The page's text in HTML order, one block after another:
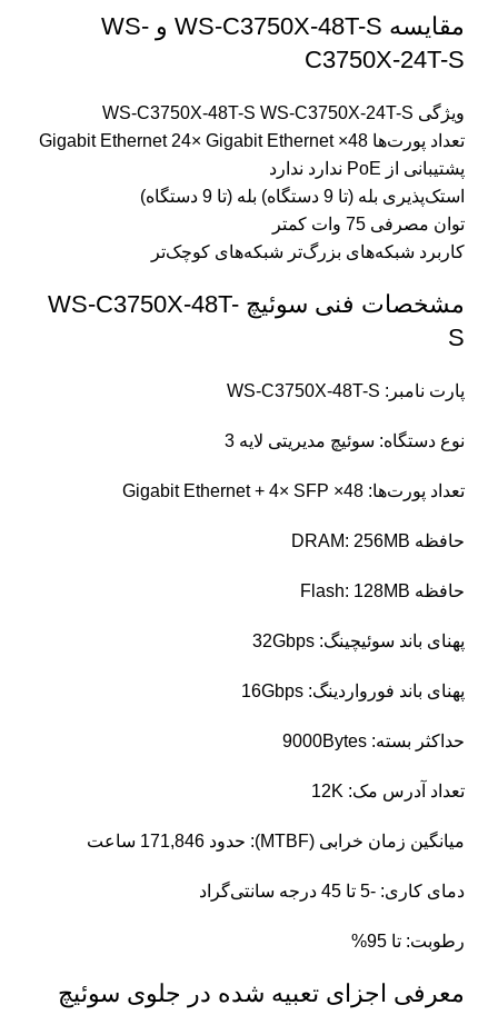
مقایسه WS-C3750X-48T-S و WS-
C3750X-24T-S
ویژگی WS-C3750X-48T-S WS-C3750X-24T-S
تعداد پورت‌ها 48× Gigabit Ethernet 24× Gigabit Ethernet
پشتیبانی از PoE ندارد ندارد
استک‌پذیری بله (تا 9 دستگاه) بله (تا 9 دستگاه)
توان مصرفی 75 وات کمتر
کاربرد شبکه‌های بزرگ‌تر شبکه‌های کوچک‌تر
مشخصات فنی سوئیچ WS-C3750X-48T-
S
پارت نامبر: WS-C3750X-48T-S
نوع دستگاه: سوئیچ مدیریتی لایه 3
تعداد پورت‌ها: 48× Gigabit Ethernet + 4× SFP
حافظه DRAM: 256MB
حافظه Flash: 128MB
پهنای باند سوئیچینگ: 32Gbps
پهنای باند فورواردینگ: 16Gbps
حداکثر بسته: 9000Bytes
تعداد آدرس مک: 12K
میانگین زمان خرابی (MTBF): حدود 171,846 ساعت
دمای کاری: -5 تا 45 درجه سانتی‌گراد
رطوبت: تا 95%
معرفی اجزای تعبیه شده در جلوی سوئیچ